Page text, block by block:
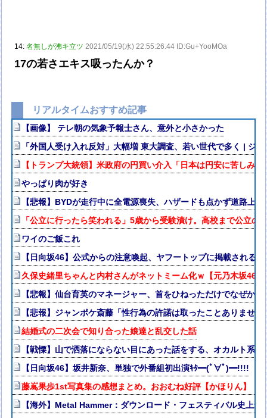
14:名無しが沸キ立ツ 2021/05/19(水) 22:55:26.44 ID:Gu+YooMOa
17の若さエキス吸ったんか？
リアルタイムおすすめ記事
【画像】 テレ朝の気象予報士さん、意外と小さかった
「外国人受け入れ反対」大幅増 東大調査、若い世代で多く | ジ
【トランプ大統領】米政府の円買い介入「日本は円安に苦しみ
やっぱり肉が好き
【悲報】BYDが走行中に全電源喪失、ハザードも点かず道路
「公立に行ったら笑われる」5歳から受験漬け。高校まで公立
ワイのご飯これ
【日向坂46】公式からの注意喚起、ヤフートップに掲載される
久保史緒里ちゃんと内村さんがネットミーム化ｗ【元乃木坂46】
【悲報】仙台育英のマネージャー、首をひねっただけでなぜか
【悲報】ジャンポケ斎藤「性行為の許諾は取ったことありません
結婚式の二次会で知り合った娘達と乱交した話
【戦慄】山で洒落にならない目にあった話をする、オカルト系で
【日向坂46】坂井新奈、単独で外番組初出演ｷﾀ━(ﾟ∀ﾟ)━!!!!
藤嶌果歩1st写真集の感想まとめ。おおむね好評【かほりん】【
【海外】Metal Hammer：ダウンロード・フェスティバル史上